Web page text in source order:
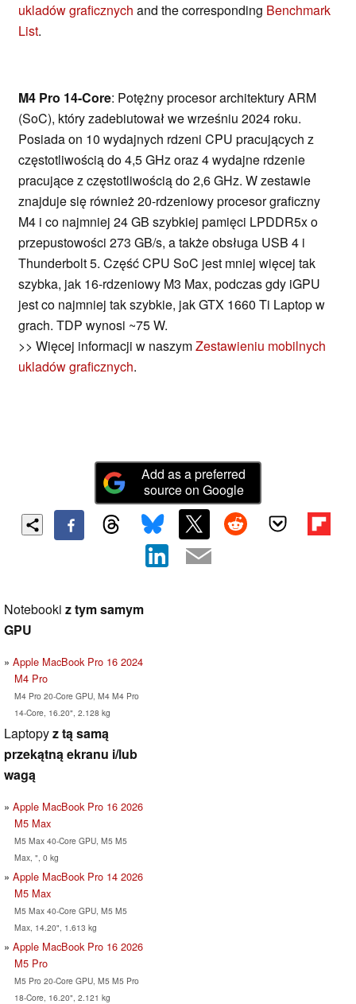
ukladów graficznych and the corresponding Benchmark
List.
M4 Pro 14-Core: Potężny procesor architektury ARM
(SoC), który zadebiutował we wrześniu 2024 roku.
Posiada on 10 wydajnych rdzeni CPU pracujących z
częstotliwością do 4,5 GHz oraz 4 wydajne rdzenie
pracujące z częstotliwością do 2,6 GHz. W zestawie
znajduje się również 20-rdzeniowy procesor graficzny
M4 i co najmniej 24 GB szybkiej pamięci LPDDR5x o
przepustowości 273 GB/s, a także obsługa USB 4 i
Thunderbolt 5. Część CPU SoC jest mniej więcej tak
szybka, jak 16-rdzeniowy M3 Max, podczas gdy iGPU
jest co najmniej tak szybkie, jak GTX 1660 Ti Laptop w
grach. TDP wynosi ~75 W.
>> Więcej informacji w naszymZestawieniu mobilnych
ukladów graficznych.
Add as a preferred
source on Google
Notebooki z tym samym
GPU
Apple MacBook Pro 16 2024
M4 Pro
M4 Pro 20-Core GPU, M4 M4 Pro
14-Core, 16.20", 2.128 kg
Laptopyz tą samą
przekątną ekranu i/lub
wagą
Apple MacBook Pro 16 2026
M5 Max
M5 Max 40-Core GPU, M5 M5
Max, ", 0 kg
Apple MacBook Pro 14 2026
M5 Max
M5 Max 40-Core GPU, M5 M5
Max, 14.20", 1.613 kg
Apple MacBook Pro 16 2026
M5 Pro
M5 Pro 20-Core GPU, M5 M5 Pro
18-Core, 16.20", 2.121 kg